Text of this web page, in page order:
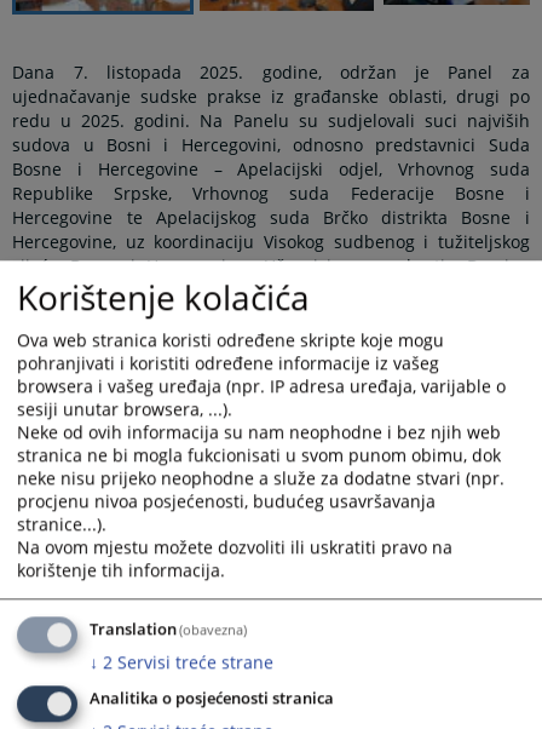
Dana 7. listopada 2025. godine, održan je Panel za
ujednačavanje sudske prakse iz građanske oblasti, drugi po
redu u 2025. godini. Na Panelu su sudjelovali suci najviših
sudova u Bosni i Hercegovini, odnosno predstavnici Suda
Bosne i Hercegovine – Apelacijski odjel, Vrhovnog suda
Republike Srpske, Vrhovnog suda Federacije Bosne i
Hercegovine te Apelacijskog suda Brčko distrikta Bosne i
Hercegovine, uz koordinaciju Visokog sudbenog i tužiteljskog
vijeća Bosne i Hercegovine. Učesnicima se obratio Damjan
Kaurinović, predsjednik Apelacijskog suda Brčko distrikta BiH
kao suda domaćina ovog sastanka, te naglasio značaj Panela
kao mehanizma za ujednačavanje sudske prakse na nivou
države, a radi osiguranja pravne sigurnosti i jednakosti pred
zakonom građana Bosne i Hercegovine.
Na sastanku je usvojen zapisnik sa prethodnog sastanka
Panela iz građanske oblasti koji je održan 10.6.2025. godine u
Vrhovnom sudu Republike Srpske, kada su diskutirane teme:
„Da li se radi o otklonjivom ili neotklonjivom nedostatku u
situaciji kada je označeni tuženi umro prije podnošenja tužbe“,
„Trasirana i sopstvena mjenica (Valjanost sopstvene mjenice
izdate na blanketu trasirane mjenice)“ i „Elementi mjenice i
pravna valjanost mjenice“. Povodom ovih tema usuglašena su
pravna shvaćanja koja su verificirana unutar Panel sudova.
Sukladno Pravilima o radu Panela, shvaćanja će biti objavljena
na znanje ne samo pravosudnoj zajednici, nego i široj javnosti,
nakon što se obrazloženja pravnih shvaćanja pripreme i
verificiraju od strane Panel sudova.
Korištenje kolačića
Ova web stranica koristi određene skripte koje mogu
pohranjivati i koristiti određene informacije iz vašeg
browsera i vašeg uređaja (npr. IP adresa uređaja, varijable o
sesiji unutar browsera, ...).
Neke od ovih informacija su nam neophodne i bez njih web
stranica ne bi mogla fukcionisati u svom punom obimu, dok
neke nisu prijeko neophodne a služe za dodatne stvari (npr.
procjenu nivoa posjećenosti, budućeg usavršavanja
stranice...).
Na ovom mjestu možete dozvoliti ili uskratiti pravo na
korištenje tih informacija.
Translation(obavezna)
↓ 2 Servisi treće strane
Analitika o posjećenosti stranica